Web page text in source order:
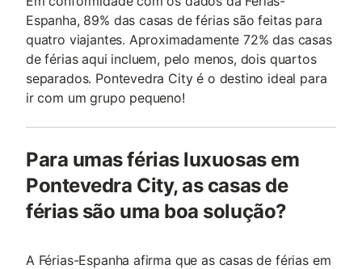
Espanha, 89% das casas de férias são feitas para
quatro viajantes. Aproximadamente 72% das casas
de férias aqui incluem, pelo menos, dois quartos
separados. Pontevedra City é o destino ideal para
ir com um grupo pequeno!
Para umas férias luxuosas em
Pontevedra City, as casas de
férias são uma boa solução?
A Férias-Espanha afirma que as casas de férias em